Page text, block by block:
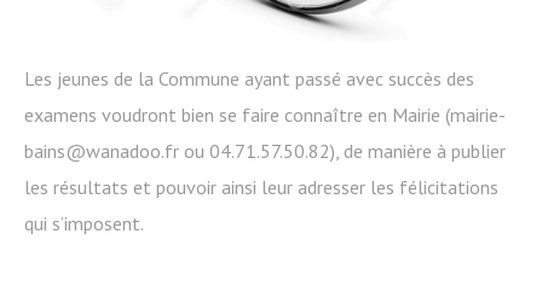
Les jeunes de la Commune ayant passé avec succès des
examens voudront bien se faire connaître en Mairie (mairie-
bains@wanadoo.fr ou 04.71.57.50.82), de manière à publier
les résultats et pouvoir ainsi leur adresser les félicitations
qui s’imposent.